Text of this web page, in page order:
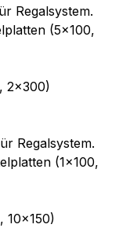
Regalsystem.
(5x100,
2x300)
Regalsystem.
(1x100,
10x150)